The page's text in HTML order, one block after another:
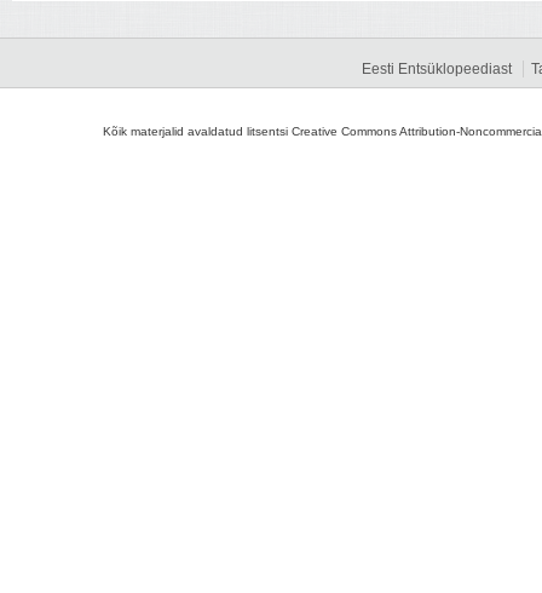
Eesti Entsüklopeediast
Kõik materjalid avaldatud litsentsi Creative Commons Attribution-